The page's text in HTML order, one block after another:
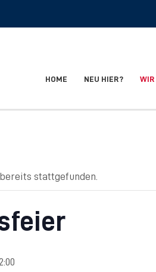
HOME NEU HIER?
stattgefunden.